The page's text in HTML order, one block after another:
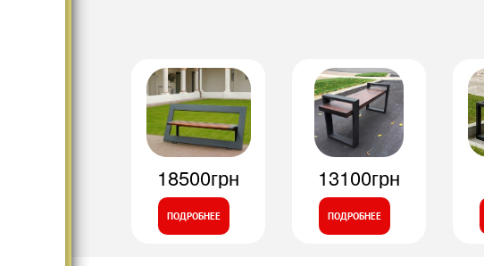
18500грн
ПОДРОБНЕЕ
13100грн
ПОДРОБНЕЕ